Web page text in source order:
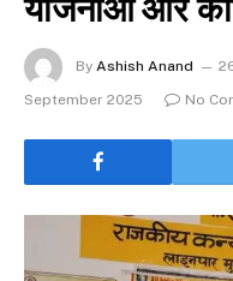
योजनाओं और
By Ashish Anand
September 2025
No